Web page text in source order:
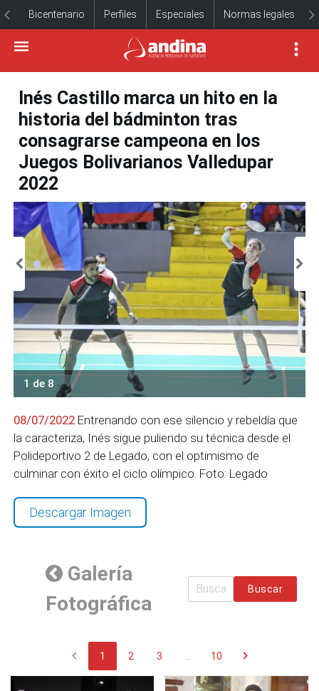
Bicentenario Perfiles Especiales Normas legales
Inés Castillo marca un hito en la
historia del bádminton tras
consagrarse campeona en los
Juegos Bolivarianos Valledupar
2022
1 de 8
08/07/2022 Entrenando con ese silencio y rebeldía que
la caracteriza, Inés sigue puliendo su técnica desde el
Polideportivo 2 de Legado, con el optimismo de
culminar con éxito el ciclo olímpico. Foto: Legado
Descargar Imagen
Galería
Fotográfica
Buscar
chevron_left 1 2 3 10 chevron_right